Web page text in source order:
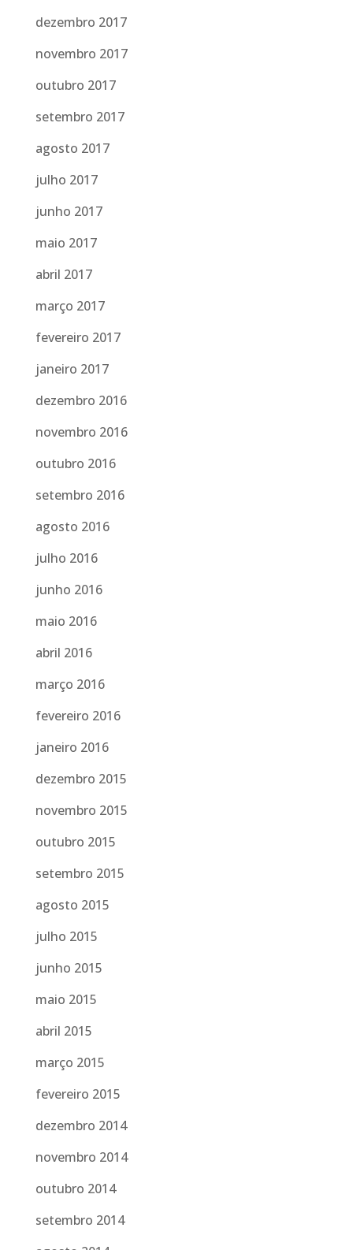
dezembro 2017
novembro 2017
outubro 2017
setembro 2017
agosto 2017
julho 2017
junho 2017
maio 2017
abril 2017
março 2017
fevereiro 2017
janeiro 2017
dezembro 2016
novembro 2016
outubro 2016
setembro 2016
agosto 2016
julho 2016
junho 2016
maio 2016
abril 2016
março 2016
fevereiro 2016
janeiro 2016
dezembro 2015
novembro 2015
outubro 2015
setembro 2015
agosto 2015
julho 2015
junho 2015
maio 2015
abril 2015
março 2015
fevereiro 2015
dezembro 2014
novembro 2014
outubro 2014
setembro 2014